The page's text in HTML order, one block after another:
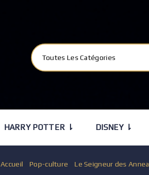
Toutes Les Catégories
HARRY POTTER ⇂ DISNEY ⇂
Accueil /Pop-culture /Le Seigneur des